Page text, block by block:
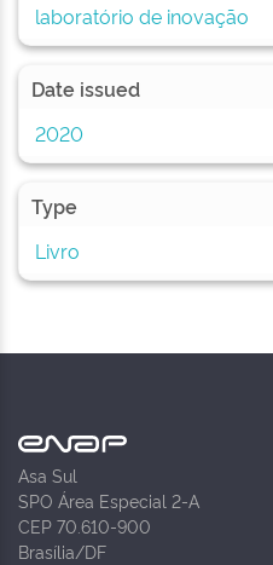
laboratório de inovação
Date issued
2020
Type
Livro
Asa Sul
SPO Área Especial 2-A
CEP 70.610-900
Brasília/DF